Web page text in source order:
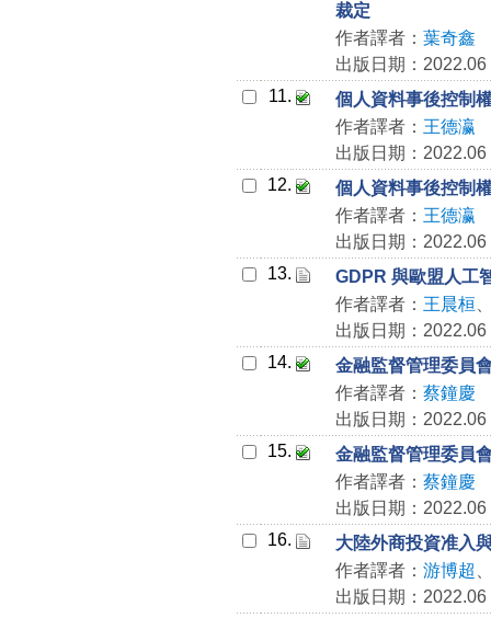
裁定
作者譯者： 葉奇鑫
出版日期：2022.06
11.
個人資料事後控制
作者譯者： 王德瀛
出版日期：2022.06
12.
個人資料事後控制
作者譯者： 王德瀛
出版日期：2022.06
13.
GDPR 與歐盟人工
作者譯者： 王晨桓
出版日期：2022.06
14.
金融監督管理委員
作者譯者： 蔡鐘慶
出版日期：2022.06
15.
金融監督管理委員
作者譯者： 蔡鐘慶
出版日期：2022.06
16.
大陸外商投資准入
作者譯者： 游博超
出版日期：2022.06